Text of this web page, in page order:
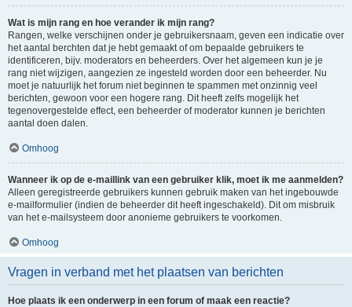
Wat is mijn rang en hoe verander ik mijn rang?
Rangen, welke verschijnen onder je gebruikersnaam, geven een indicatie over
het aantal berchten dat je hebt gemaakt of om bepaalde gebruikers te
identificeren, bijv. moderators en beheerders. Over het algemeen kun je je
rang niet wijzigen, aangezien ze ingesteld worden door een beheerder. Nu
moet je natuurlijk het forum niet beginnen te spammen met onzinnig veel
berichten, gewoon voor een hogere rang. Dit heeft zelfs mogelijk het
tegenovergestelde effect, een beheerder of moderator kunnen je berichten
aantal doen dalen.
Omhoog
Wanneer ik op de e-maillink van een gebruiker klik, moet ik me aanmelden?
Alleen geregistreerde gebruikers kunnen gebruik maken van het ingebouwde
e-mailformulier (indien de beheerder dit heeft ingeschakeld). Dit om misbruik
van het e-mailsysteem door anonieme gebruikers te voorkomen.
Omhoog
Vragen in verband met het plaatsen van berichten
Hoe plaats ik een onderwerp in een forum of maak een reactie?